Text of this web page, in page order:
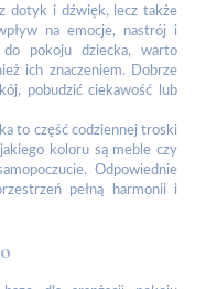
dotyk i dźwięk, lecz także
na emocje, nastrój i
pokoju dziecka, warto
ich znaczeniem. Dobrze
pobudzić ciekawość lub
to część codziennej troski
koloru są meble czy
Odpowiednie
pełną harmonii i